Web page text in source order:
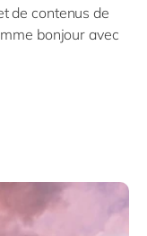
de contenus de
bonjour avec